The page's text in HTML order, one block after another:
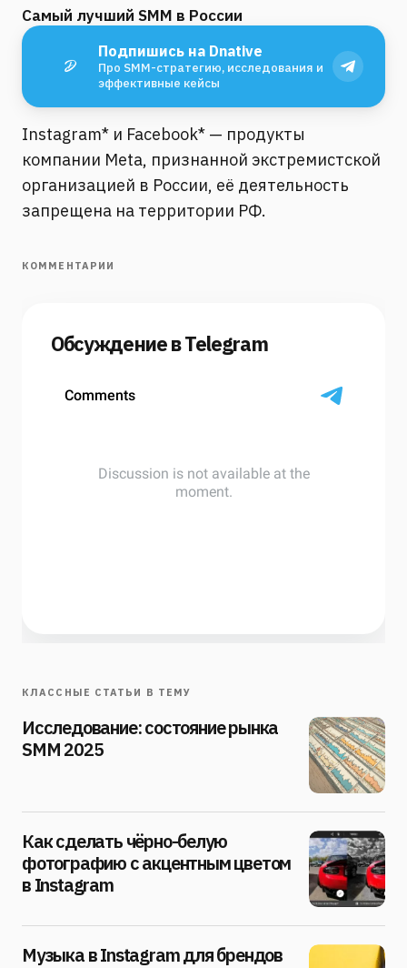
Самый лучший SMM в России
Подпишись на Dnative
Про SMM-стратегию, исследования и
эффективные кейсы
Instagram* и Facebook* — продукты
компании Meta, признанной экстремистской
организацией в России, её деятельность
запрещена на территории РФ.
КОММЕНТАРИИ
Обсуждение в Telegram
КЛАССНЫЕ СТАТЬИ В ТЕМУ
Исследование: состояние рынка
SMM 2025
Как сделать чёрно-белую
фотографию с акцентным цветом
в Instagram
Музыка в Instagram для брендов